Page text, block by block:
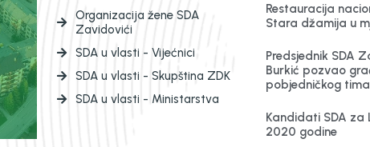
Organizacija žene SDA
Zavidovići
SDA u vlasti - Vijećnici
SDA u vlasti - Skupština ZDK
SDA u vlasti - Ministarstva
Restauracija
Stara džamija u
Predsjednik SDA
Burkić pozvao
pobjedničkog tima
Kandidati SDA za
2020 godine